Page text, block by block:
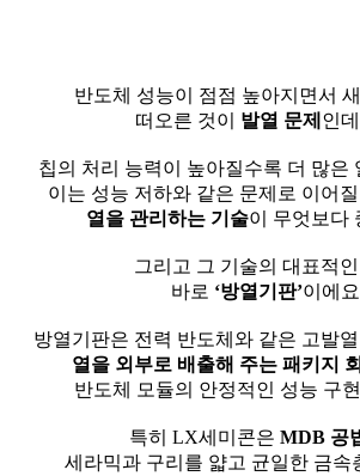
반도체 성능이 점점 높아지면서
떠오른 것이 발열 문제 인
칩의 처리 능력이 높아질수록 더 많은
이는 성능 저하와 같은 문제로 이어
열을 관리하는 기술이 무엇보다
그리고 그 기술의 대표적
바로 ‘방열기판’이에
방열기판은 전력 반도체와 같은 고발
열을 외부로 배출해 주는 패키지
반도체 모듈의 안정적인 성능 구
특히 LX세미콘은 MDB 공
세라믹과 구리를 얇고 균일한 금속